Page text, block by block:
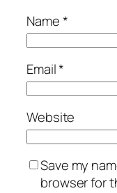
Name*
Email*
Website
Save my
browser for